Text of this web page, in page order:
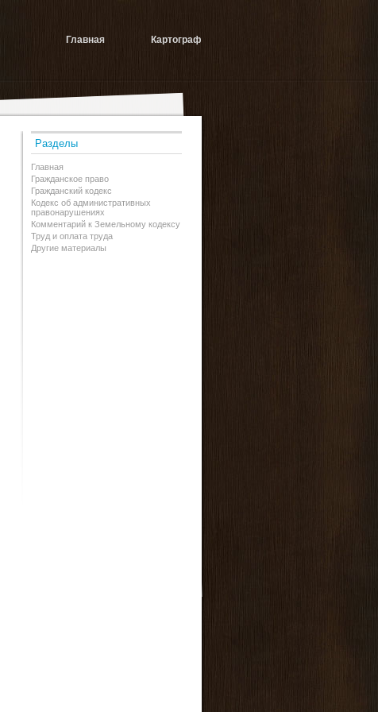
Главная Картограф
Разделы
Главная
Гражданское право
Гражданский кодекс
Кодекс об административных
правонарушениях
Комментарий к Земельному кодексу
Труд и оплата труда
Другие материалы